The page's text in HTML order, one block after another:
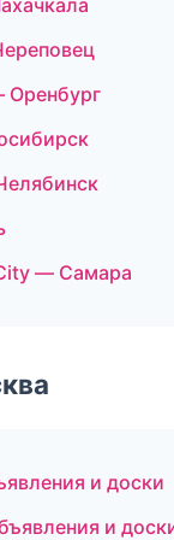
Оренбург
— Самара
и доски
и